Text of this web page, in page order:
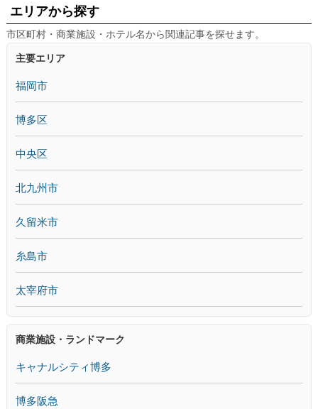
エリアから探す
市区町村・商業施設・ホテル名から関連記事を探せます。
主要エリア
福岡市
博多区
中央区
北九州市
久留米市
糸島市
太宰府市
商業施設・ランドマーク
キャナルシティ博多
博多阪急